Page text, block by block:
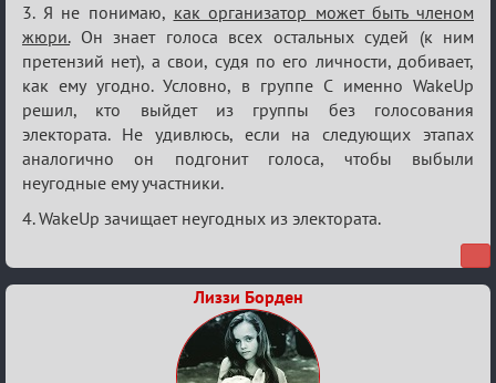
3. Я не понимаю, как организатор может быть членом
жюри.Он знает голоса всех остальных судей (к ним
претензий нет), а свои, судя по его личности, добивает,
как ему угодно. Условно, в группе С именно WakeUp
решил, кто выйдет из группы без голосования
электората. Не удивлюсь, если на следующих этапах
аналогично он подгонит голоса, чтобы выбыли
неугодные ему участники.
4. WakeUp зачищает неугодных из электората.
Лиззи Борден